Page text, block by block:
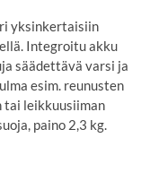
yksinkertaisiin
Integroitu akku
säädettävä varsi ja
esim. reunusten
tai leikkuusiiman
paino 2,3 kg.